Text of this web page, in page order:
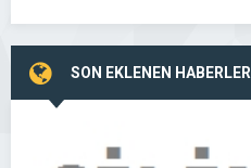
SON EKLENEN HABERLER